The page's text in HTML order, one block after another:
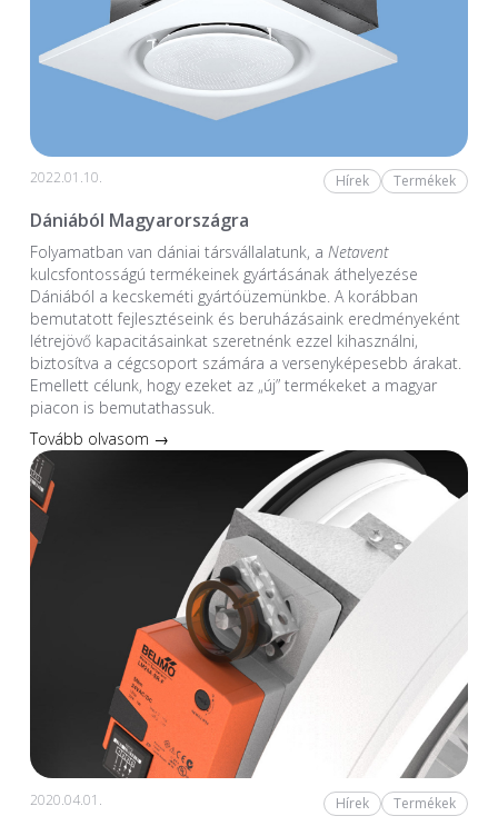
2022.01.10. Hírek Termékek
Dániából Magyarországra
Folyamatban van dániai társvállalatunk, a Netavent
kulcsfontosságú termékeinek gyártásának áthelyezése
Dániából a kecskeméti gyártóüzemünkbe. A korábban
bemutatott fejlesztéseink és beruházásaink eredményeként
létrejövő kapacitásainkat szeretnénk ezzel kihasználni,
biztosítva a cégcsoport számára a versenyképesebb árakat.
Emellett célunk, hogy ezeket az „új” termékeket a magyar
piacon is bemutathassuk.
Tovább olvasom →
2020.04.01. Hírek Termékek